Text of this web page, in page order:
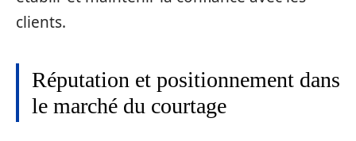
clients.
Réputation et positionnement dans
le marché du courtage